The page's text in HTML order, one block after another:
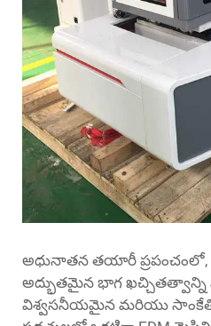
అధునాతన తయారీ ప్రపంచంలో,
అద్భుతమైన భాగ
విశ్వసనీయమైన మరియు